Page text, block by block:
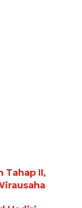
Tahap II,